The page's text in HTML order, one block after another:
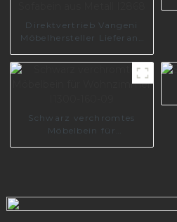
Direktvertrieb Vangeni
Möbelhersteller Lieferant
maßgeschneidertes
Sofabein aus Metall I2868
Schwarz verchromtes
Möbelbein für